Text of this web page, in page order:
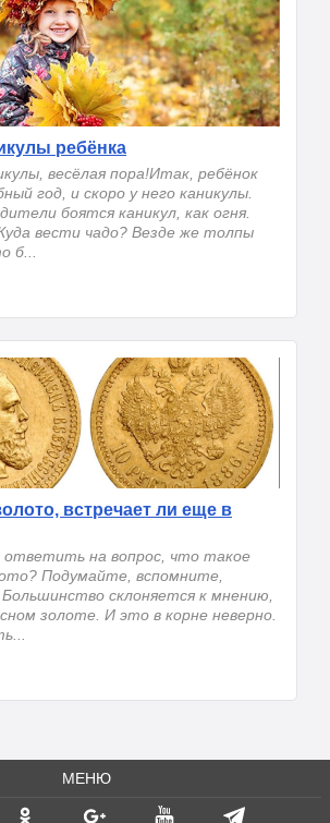
ребёнка
весёлая пора!Итак, ребёнок
год, и скоро у него каникулы.
боятся каникул, как огня.
вести чадо? Везде же толпы
б...
встречает ли еще в
на вопрос, что такое
Подумайте, вспомните,
склоняется к мнению,
золоте. И это в корне неверно.
МЕНЮ